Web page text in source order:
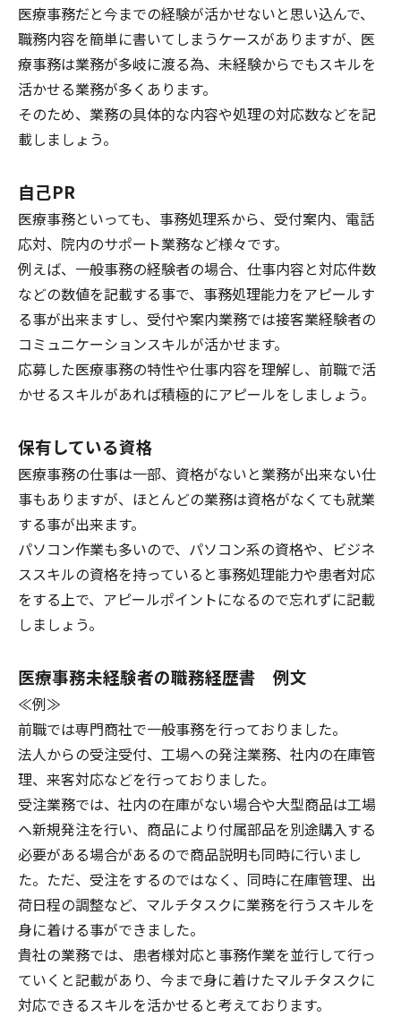
医療事務だと今までの経験が活かせないと思い込んで、
職務内容を簡単に書いてしまうケースがありますが、医
療事務は業務が多岐に渡る為、未経験からでもスキルを
活かせる業務が多くあります。
そのため、業務の具体的な内容や処理の対応数などを記
載しましょう。
自己PR
医療事務といっても、事務処理系から、受付案内、電話
応対、院内のサポート業務など様々です。
例えば、一般事務の経験者の場合、仕事内容と対応件数
などの数値を記載する事で、事務処理能力をアピールす
る事が出来ますし、受付や案内業務では接客業経験者の
コミュニケーションスキルが活かせます。
応募した医療事務の特性や仕事内容を理解し、前職で活
かせるスキルがあれば積極的にアピールをしましょう。
保有している資格
医療事務の仕事は一部、資格がないと業務が出来ない仕
事もありますが、ほとんどの業務は資格がなくても就業
する事が出来ます。
パソコン作業も多いので、パソコン系の資格や、ビジネ
ススキルの資格を持っていると事務処理能力や患者対応
をする上で、アピールポイントになるので忘れずに記載
しましょう。
医療事務未経験者の職務経歴書 例文
≪例≫
前職では専門商社で一般事務を行っておりました。
法人からの受注受付、工場への発注業務、社内の在庫管
理、来客対応などを行っておりました。
受注業務では、社内の在庫がない場合や大型商品は工場
へ新規発注を行い、商品により付属部品を別途購入する
必要がある場合があるので商品説明も同時に行いまし
た。ただ、受注をするのではなく、同時に在庫管理、出
荷日程の調整など、マルチタスクに業務を行うスキルを
身に着ける事ができました。
貴社の業務では、患者様対応と事務作業を並行して行っ
ていくと記載があり、今まで身に着けたマルチタスクに
対応できるスキルを活かせると考えております。